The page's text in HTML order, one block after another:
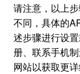
请注意，以上
不同，具体的
述步骤进行设
册、联系手机
网站以获取更详